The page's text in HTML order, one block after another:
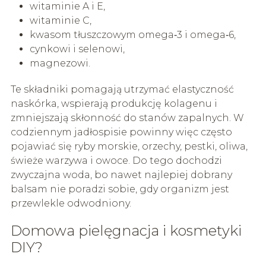
witaminie A i E,
witaminie C,
kwasom tłuszczowym omega‑3 i omega‑6,
cynkowi i selenowi,
magnezowi.
Te składniki pomagają utrzymać elastyczność
naskórka, wspierają produkcję kolagenu i
zmniejszają skłonność do stanów zapalnych. W
codziennym jadłospisie powinny więc często
pojawiać się ryby morskie, orzechy, pestki, oliwa,
świeże warzywa i owoce. Do tego dochodzi
zwyczajna woda, bo nawet najlepiej dobrany
balsam nie poradzi sobie, gdy organizm jest
przewlekle odwodniony.
Domowa pielęgnacja i kosmetyki
DIY?